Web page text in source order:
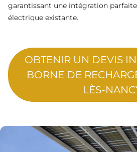
garantissant une intégration
électrique existante.
OBTENIR UN DEVIS
BORNE DE
LÈS-